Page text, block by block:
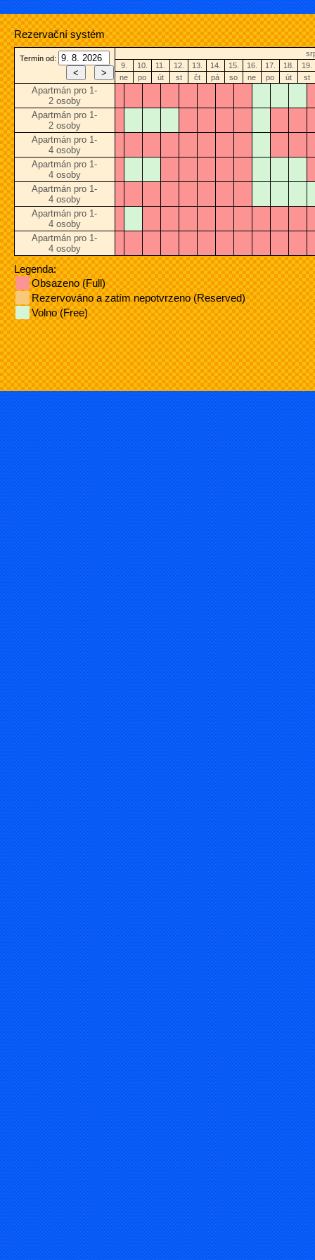
Rezervační systém
Termín od:
9.
10. 11. 12. 13. 14. 15. 16. 17. 18.
19.
ne
po út st čt pá so ne po út st
Apartmán pro 1-
2 osoby
Apartmán pro 1-
2 osoby
Apartmán pro 1-
4 osoby
Apartmán pro 1-
4 osoby
Apartmán pro 1-
4 osoby
Apartmán pro 1-
4 osoby
Apartmán pro 1-
4 osoby
Legenda:
Obsazeno (Full)
Rezervováno a zatím nepotvrzeno (Reserved)
Volno (Free)